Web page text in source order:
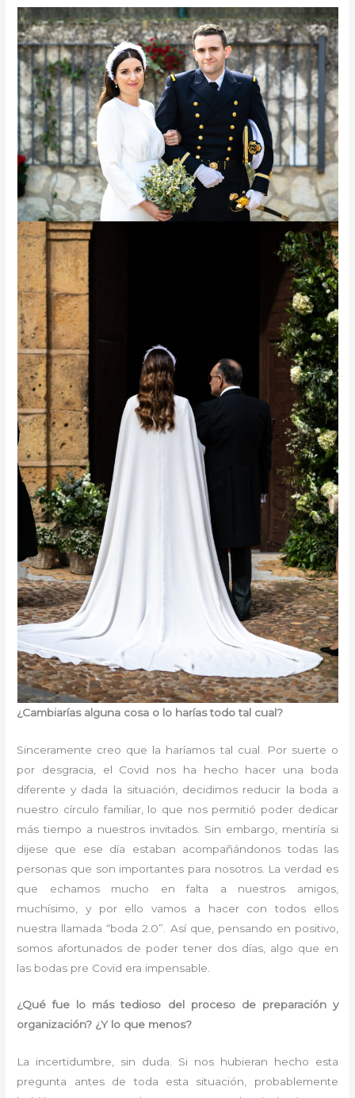
¿Cambiarías alguna cosa o lo harías todo tal cual?
Sinceramente creo que la haríamos tal cual. Por suerte o
por desgracia, el Covid nos ha hecho hacer una boda
diferente y dada la situación, decidimos reducir la boda a
nuestro círculo familiar, lo que nos permitió poder dedicar
más tiempo a nuestros invitados. Sin embargo, mentiría si
dijese que ese día estaban acompañándonos todas las
personas que son importantes para nosotros. La verdad es
que echamos mucho en falta a nuestros amigos,
muchísimo, y por ello vamos a hacer con todos ellos
nuestra llamada “boda 2.0”. Así que, pensando en positivo,
somos afortunados de poder tener dos días, algo que en
las bodas pre Covid era impensable.
¿Qué fue lo más tedioso del proceso de preparación y
organización? ¿Y lo que menos?
La incertidumbre, sin duda. Si nos hubieran hecho esta
pregunta antes de toda esta situación, probablemente